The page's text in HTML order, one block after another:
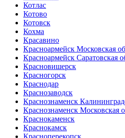
Котлас
Котово
Котовск
Кохма
Красавино
Красноармейск Московская
Красноармейск Саратовская
Красновишерск
Красногорск
Краснодар
Краснозаводск
Краснознаменск
Краснознаменск Московская
Краснокаменск
Краснокамск
Красноперекопск